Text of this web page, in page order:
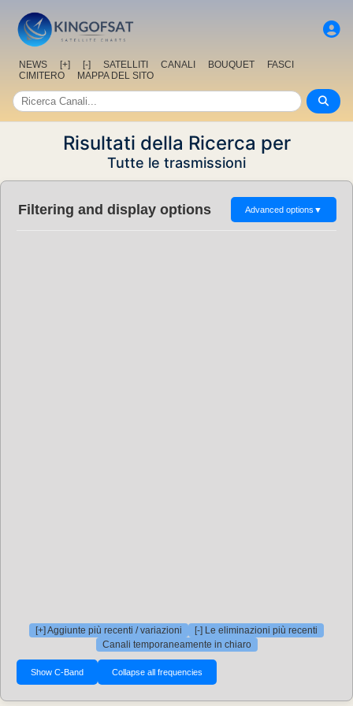
NEWS [+] [-] SATELLITI CANALI BOUQUET
FASCI
CIMITERO
MAPPA DEL SITO
Risultati della Ricerca per
Tutte le trasmissioni
Filtering and display options Advanced options ▼
[+] Aggiunte più recenti / variazioni
[-] Le eliminazioni più recenti
Canali temporaneamente in chiaro